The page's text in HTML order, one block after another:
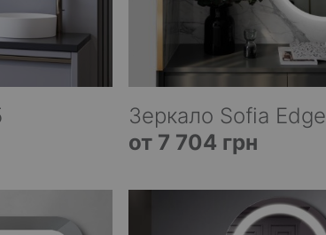
Зеркало Sofia Edge
от 7 704 грн